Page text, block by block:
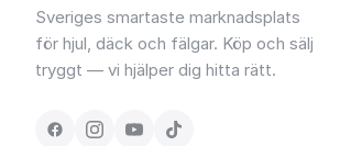
Sveriges smartaste marknadsplats
för hjul, däck och fälgar. Köp och sälj
tryggt — vi hjälper dig hitta rätt.